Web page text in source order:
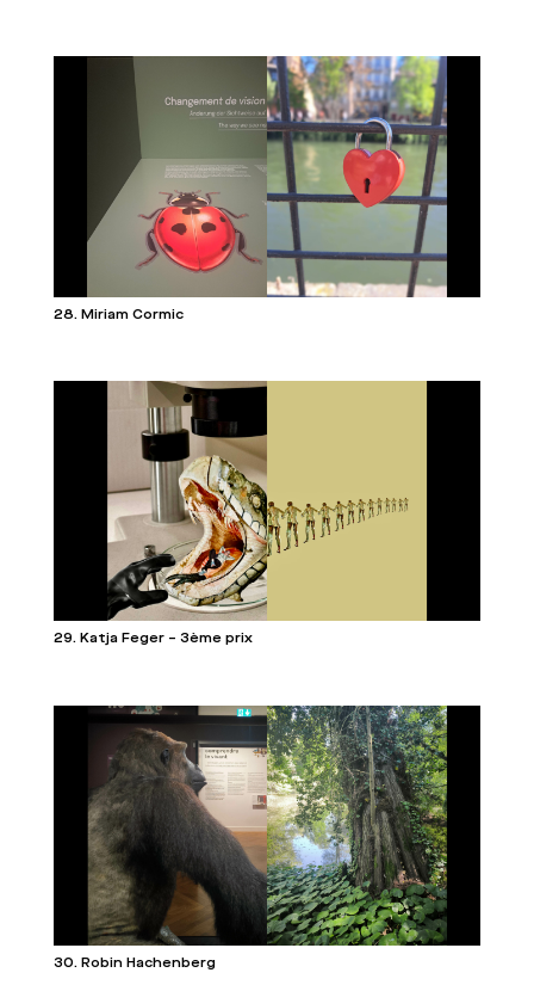
28. Miriam Cormic
29. Katja Feger – 3ème prix
30. Robin Hachenberg